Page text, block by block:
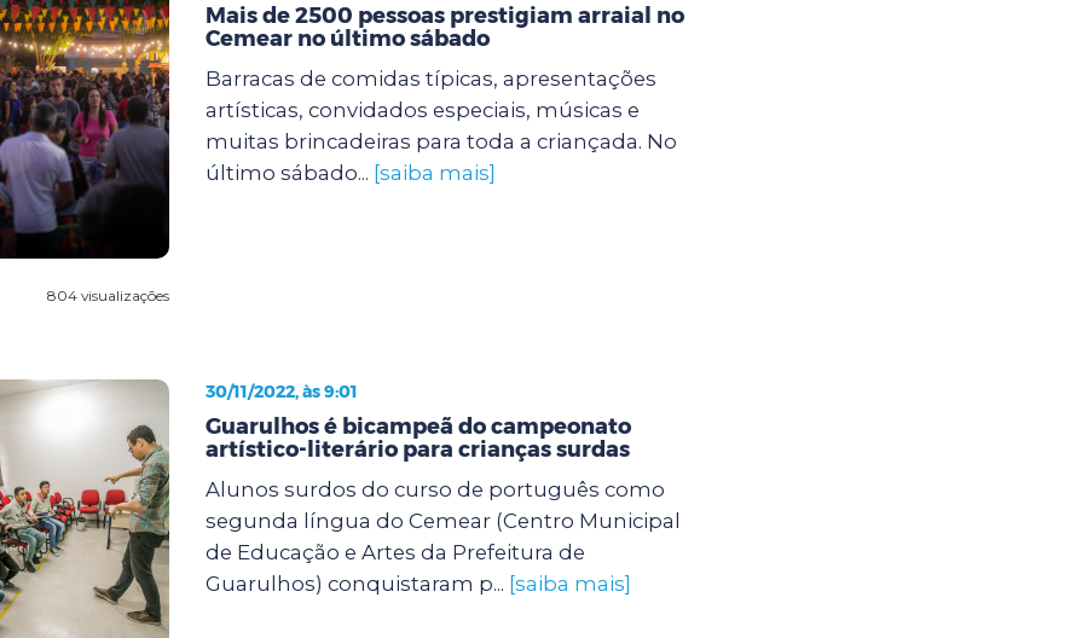
804 visualizações
Mais de 2500 pessoas prestigiam arraial no
Cemear no último sábado
Barracas de comidas típicas, apresentações
artísticas, convidados especiais, músicas e
muitas brincadeiras para toda a criançada. No
último sábado... [saiba mais]
30/11/2022, às 9:01
Guarulhos é bicampeã do campeonato
artístico-literário para crianças surdas
Alunos surdos do curso de português como
segunda língua do Cemear (Centro Municipal
de Educação e Artes da Prefeitura de
Guarulhos) conquistaram p... [saiba mais]